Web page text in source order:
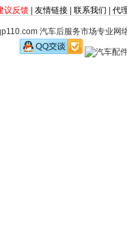
议反馈 友情链接 联系我们 代
汽车后服务市场专业网